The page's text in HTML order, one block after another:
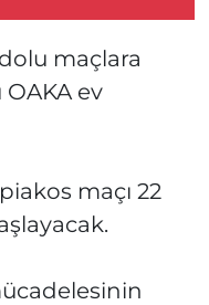
maçlara
ev
maçı 22